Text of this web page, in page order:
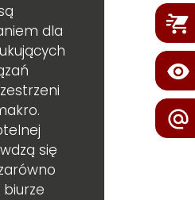
dla
się
biurze